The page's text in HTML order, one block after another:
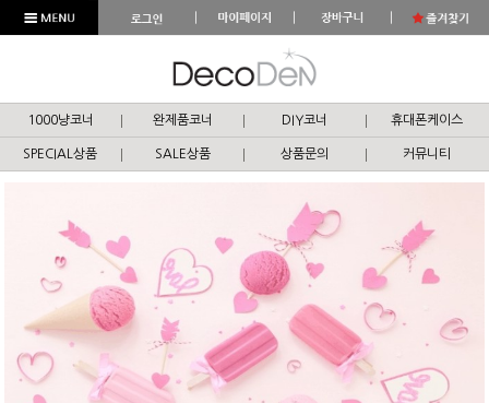
1000냥코너 완제품코너 DIY코너 휴대폰케이스
SPECIAL상품 SALE상품 상품문의 커뮤니티